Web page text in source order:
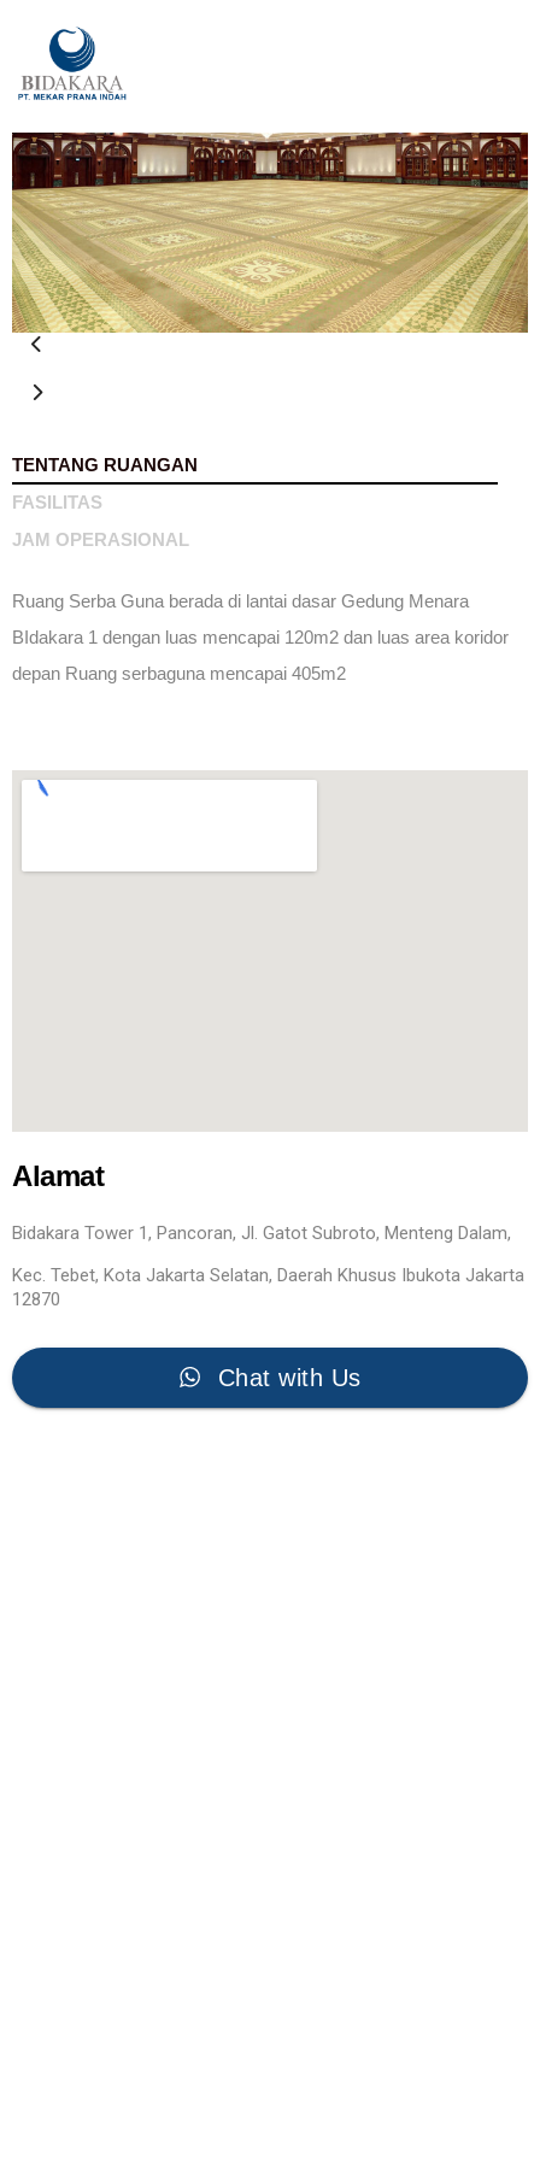
TENTANG RUANGAN
FASILITAS
JAM OPERASIONAL
Ruang Serba Guna berada di lantai dasar Gedung Menara
BIdakara 1 dengan luas mencapai 120m2 dan luas area koridor
depan Ruang serbaguna mencapai 405m2
Alamat
Bidakara Tower 1, Pancoran, Jl. Gatot Subroto, Menteng Dalam,
Kec. Tebet, Kota Jakarta Selatan, Daerah Khusus Ibukota Jakarta
12870
Chat with Us